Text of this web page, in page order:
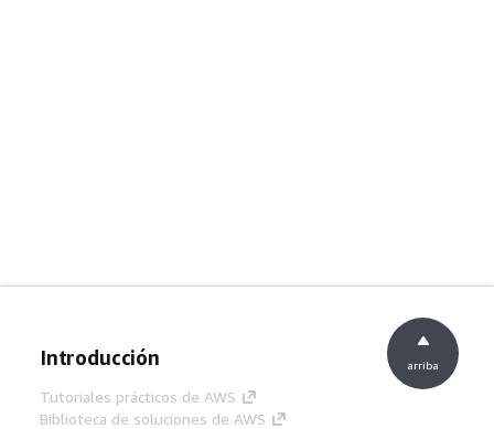
Introducción
Tutoriales prácticos de AWS
Biblioteca de soluciones de AWS
arriba